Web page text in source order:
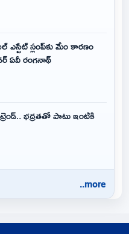
స్లంప్‌కు మేం కారణం
ఏవీ రంగనాథ్
భద్రతతో పాటు ఇంటికి
..more